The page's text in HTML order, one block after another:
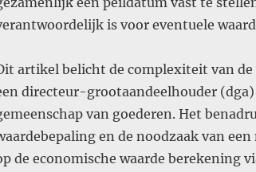
is voor eventuele
artikel belicht de complexiteit van de
directeur-grootaandeelhouder
van goederen. Het
en de noodzaak van
de economische waarde berekening